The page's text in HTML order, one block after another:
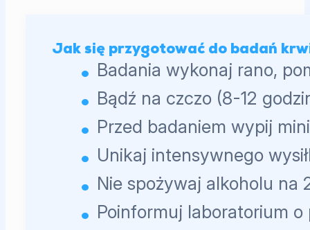
Jak się przygotować do badań
Badania wykonaj rano,
Bądź na czczo (8-12
Przed badaniem wypij
Unikaj intensywnego
Nie spożywaj alkoholu na
Poinformuj laboratorium